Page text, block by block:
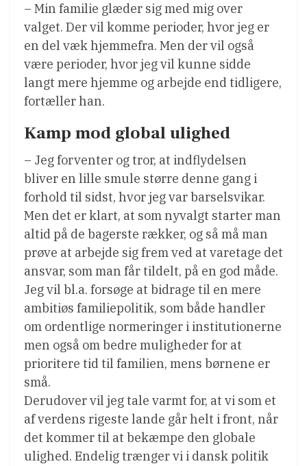
– Min familie glæder sig med mig over
valget. Der vil komme perioder, hvor jeg er
en del væk hjemmefra. Men der vil også
være perioder, hvor jeg vil kunne sidde
langt mere hjemme og arbejde end tidligere,
fortæller han.
Kamp mod global ulighed
– Jeg forventer og tror, at indflydelsen
bliver en lille smule større denne gang i
forhold til sidst, hvor jeg var barselsvikar.
Men det er klart, at som nyvalgt starter man
altid på de bagerste rækker, og så må man
prøve at arbejde sig frem ved at varetage det
ansvar, som man får tildelt, på en god måde.
Jeg vil bl.a. forsøge at bidrage til en mere
ambitiøs familiepolitik, som både handler
om ordentlige normeringer i institutionerne
men også om bedre muligheder for at
prioritere tid til familien, mens børnene er
små.
Derudover vil jeg tale varmt for, at vi som et
af verdens rigeste lande går helt i front, når
det kommer til at bekæmpe den globale
ulighed. Endelig trænger vi i dansk politik